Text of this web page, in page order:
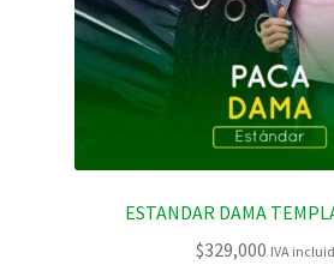
ESTANDAR DAMA
$329,000 IVA